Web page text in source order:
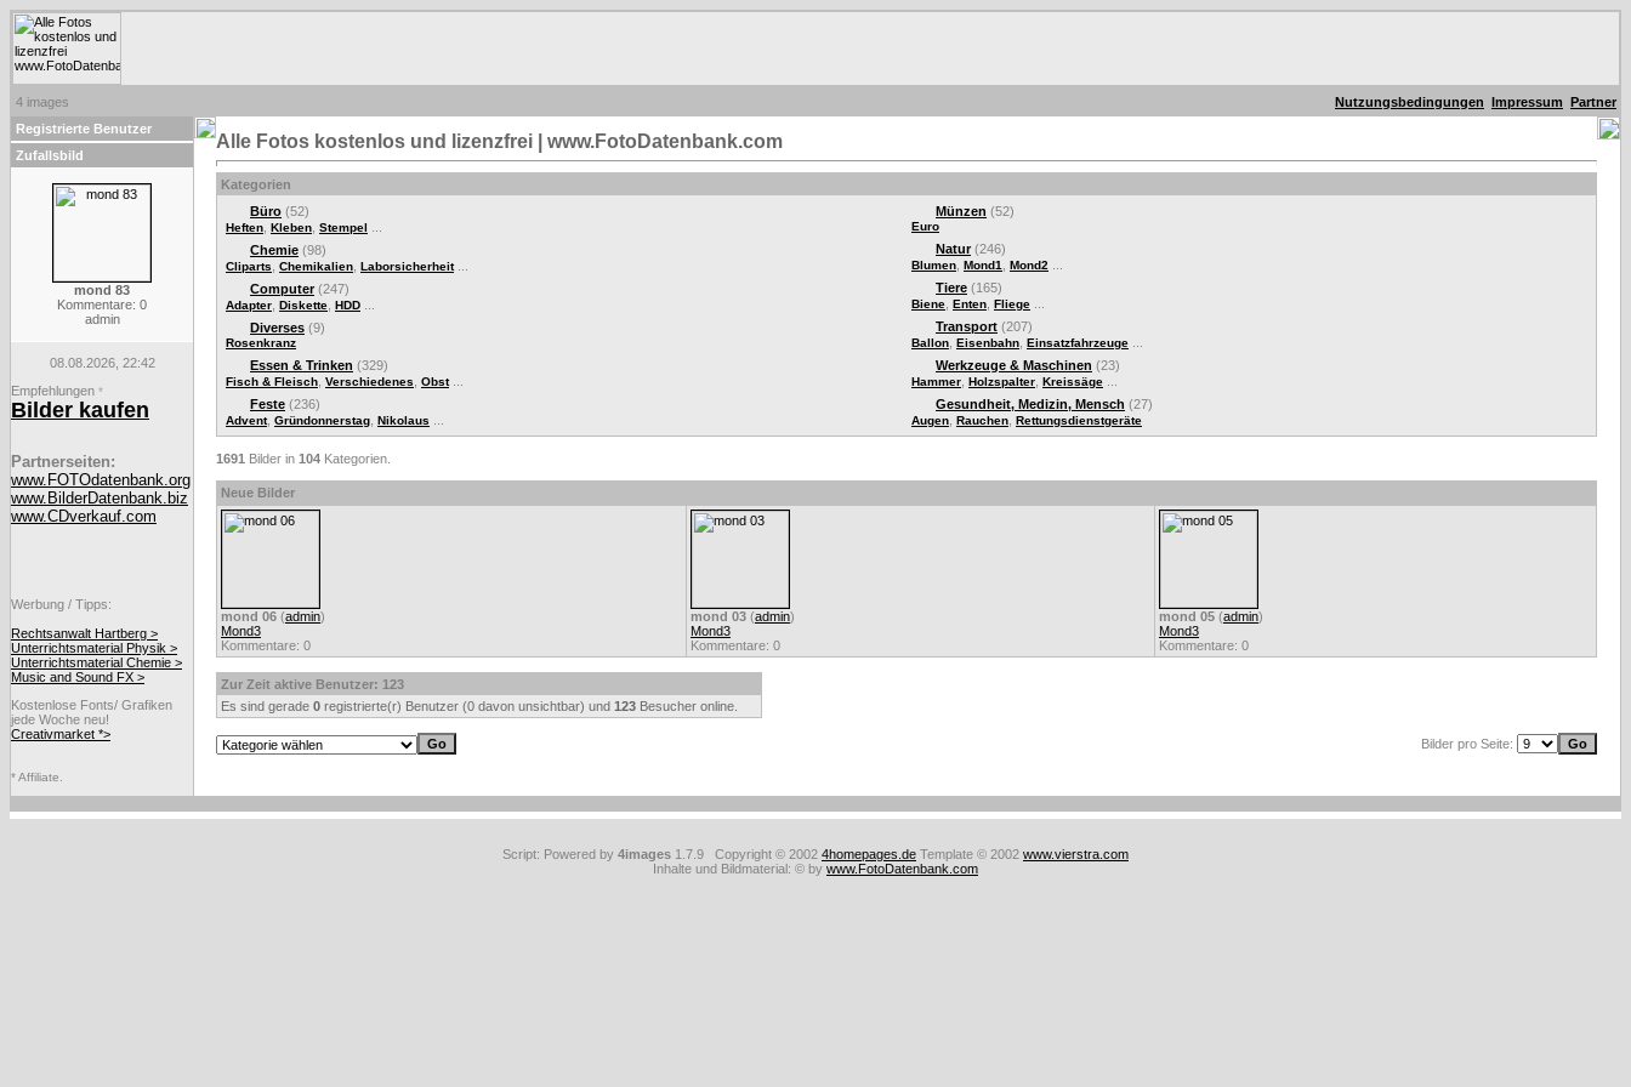
4 images Nutzungsbedingungen Impressum Partner
Registrierte Benutzer
Zufallsbild
mond 83
Kommentare: 0
admin
08.08.2026, 22:42
Empfehlungen *
Bilder kaufen
Partnerseiten:
www.FOTOdatenbank.org
www.BilderDatenbank.biz
www.CDverkauf.com
Werbung / Tipps:
Rechtsanwalt Hartberg >
Unterrichtsmaterial Physik >
Unterrichtsmaterial Chemie >
Music and Sound FX >
Kostenlose Fonts/ Grafiken
jede Woche neu!
Creativmarket *>
* Affiliate.
Alle Fotos kostenlos und lizenzfrei | www.FotoDatenbank.com
Kategorien
Büro (52)
Heften Kleben Stempel
Chemie (98)
Cliparts Chemikalien Laborsicherheit...
Computer(247)
Adapter Diskette HDD
Diverses (9)
Rosenkranz
Essen & Trinken (329)
Fisch & Fleisch Verschiedenes Obst...
Feste (236)
Advent, Gründonnerstag Nikolaus
Münzen (52)
Euro
Natur(246)
Blumen Mond1 Mond2
Tiere (165)
Biene Enten Fliege
Transport (207)
Ballon Eisenbahn Einsatzfahrzeuge
Werkzeuge & Maschinen (23)
Hammer Holzspalter Kreissäge
Gesundheit, Medizin, Mensch (27)
Augen Rauchen Rettungsdienstgeräte
1691 Bilder in 104 Kategorien.
Neue Bilder
mond 06 (admin)
Mond3
Kommentare: 0
mond 03 (admin)
Mond3
Kommentare: 0
mond 05 (admin)
Mond3
Kommentare: 0
Zur Zeit aktive Benutzer: 123
Es sind gerade 0 registrierte(r) Benutzer (0 davon unsichtbar) und 123 Besucher online.
Bilder pro Seite:
Script: Powered by 4images 1.7.9 Copyright © 2002 4homepages.de Template © 2002 www.vierstra.com
Inhalte und Bildmaterial: © by www.FotoDatenbank.com